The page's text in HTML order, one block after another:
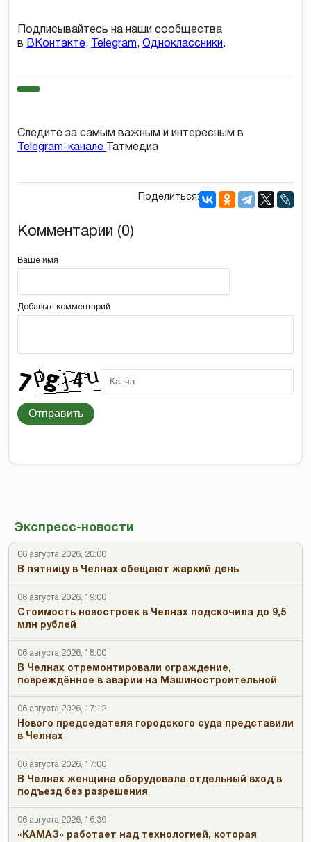
Экспресс-новости
06 августа 2026, 20:00
В пятницу в Челнах обещают жаркий день
06 августа 2026, 19:00
Стоимость новостроек в Челнах подскочила до 9,5
млн рублей
06 августа 2026, 18:00
В Челнах отремонтировали ограждение,
повреждённое в аварии на Машиностроительной
06 августа 2026, 17:12
Нового председателя городского суда представили
в Челнах
06 августа 2026, 17:00
В Челнах женщина оборудовала отдельный вход в
подъезд без разрешения
06 августа 2026, 16:39
«КАМАЗ» работает над технологией, которая
Подписывайтесь на наши сообщества
в ВКонтакте, Telegram, Одноклассники.
Следите за самым важным и интересным в
Telegram-канале
Татмедиа
Поделиться:
Комментарии (0)
Ваше имя
Добавьте комментарий
Отправить